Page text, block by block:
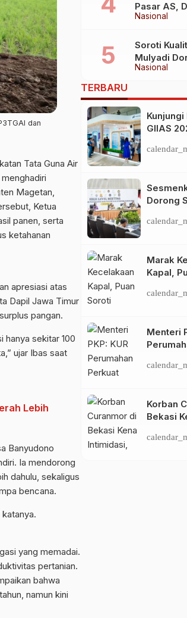
dan
Tata Guna Air
Magetan,
Ketua
panen, serta
ketahanan
apresiasi atas
Dapil Jawa Timur
pangan.
hanya sekitar 100
ujar Ibas saat
Lebih
Banyudono
Ia mendorong
dahulu, sekaligus
bencana.
yang memadai.
pertanian.
bahwa
namun kini
Nasional
Pasar AS,
Nasional
Soroti
Mulyadi
TERBARU
Kunjungi
GIIAS
Promo
50
Dorong
Peran
Percepat
Marak
Kapal,
Menteri
Korban
Bekasi
Bongkar